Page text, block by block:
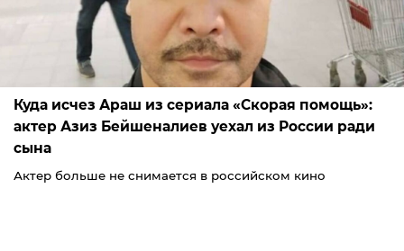
Куда исчез Араш из сериала «Скорая помощь»:
актер Азиз Бейшеналиев уехал из России ради
сына
Актер больше не снимается в российском кино